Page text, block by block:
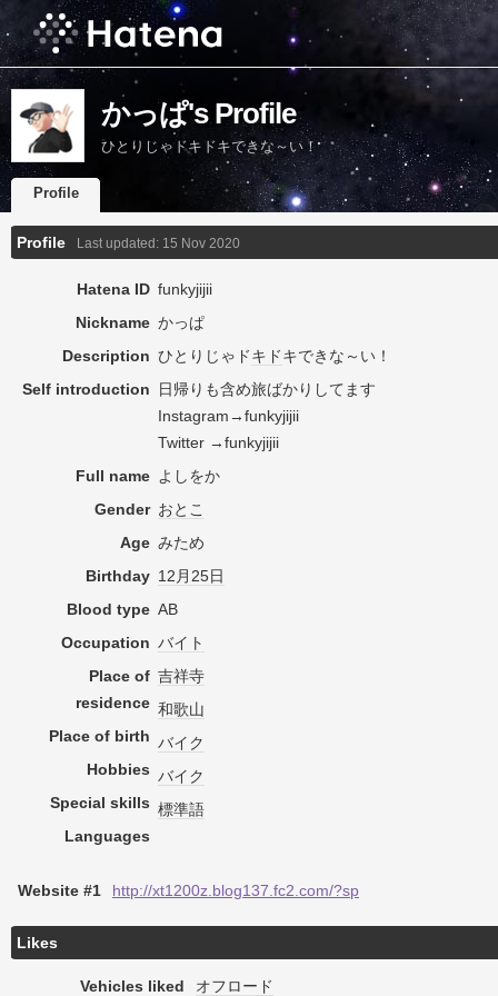
かっぱ's Profile
ひとりじゃドキドキできな～い！
Profile
Profile Last updated: 15 Nov 2020
Hatena ID funkyjijii
Nickname かっぱ
Description ひとりじゃドキドキできな～い！
Self introduction
日帰りも含め旅ばかりしてます
Instagram→funkyjijii
Twitter →funkyjijii
Full name よしをか
Gender おとこ
Age みため
Birthday 12月25日
Blood type AB
Occupation バイト
Place of
residence
吉祥寺
Place of birth
和歌山
Hobbies
バイク
Special skills
バイク
Languages
標準語
Website #1 http://xt1200z.blog137.fc2.com/?sp
Likes
Vehicles liked オフロード